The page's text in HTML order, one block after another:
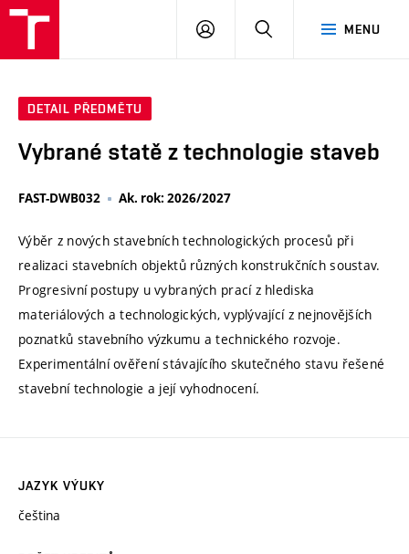
MENU
PŘIHLÁSIT
DETAIL PŘEDMĚTU
Vybrané statě z technologie staveb
FAST-DWB032 Ak. rok: 2026/2027
Výběr z nových stavebních technologických procesů při
realizaci stavebních objektů různých konstrukčních soustav.
Progresivní postupy u vybraných prací z hlediska
materiálových a technologických, vyplývající z nejnovějších
poznatků stavebního výzkumu a technického rozvoje.
Experimentální ověření stávajícího skutečného stavu řešené
stavební technologie a její vyhodnocení.
JAZYK VÝUKY
čeština